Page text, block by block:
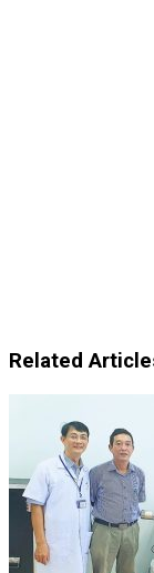
Related